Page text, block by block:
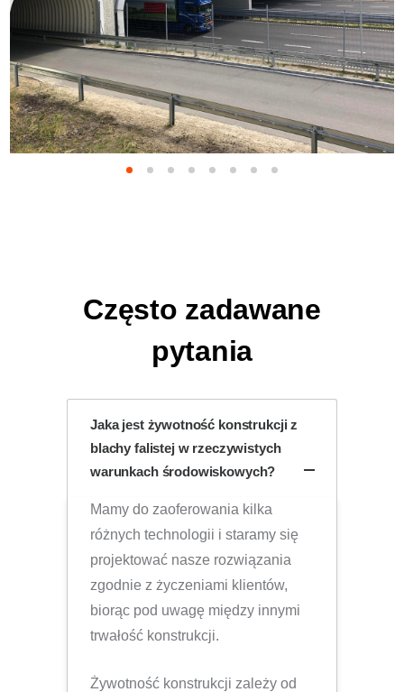
Często zadawane
pytania
Jaka jest żywotność konstrukcji z
blachy falistej w rzeczywistych
warunkach środowiskowych?
Mamy do zaoferowania kilka
różnych technologii i staramy się
projektować nasze rozwiązania
zgodnie z życzeniami klientów,
biorąc pod uwagę między innymi
trwałość konstrukcji.
Żywotność konstrukcji zależy od